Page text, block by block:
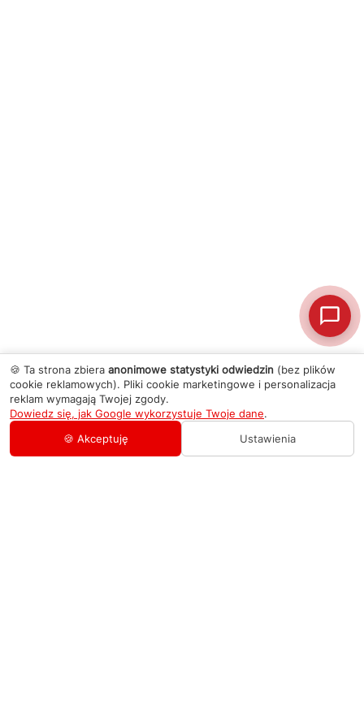
🍪 Ta strona zbiera anonimowe statystyki odwiedzin (bez plików
cookie reklamowych). Pliki cookie marketingowe i personalizacja
reklam wymagają Twojej zgody.
Dowiedz się, jak Google wykorzystuje Twoje dane.
🍪 Akceptuję
Ustawienia